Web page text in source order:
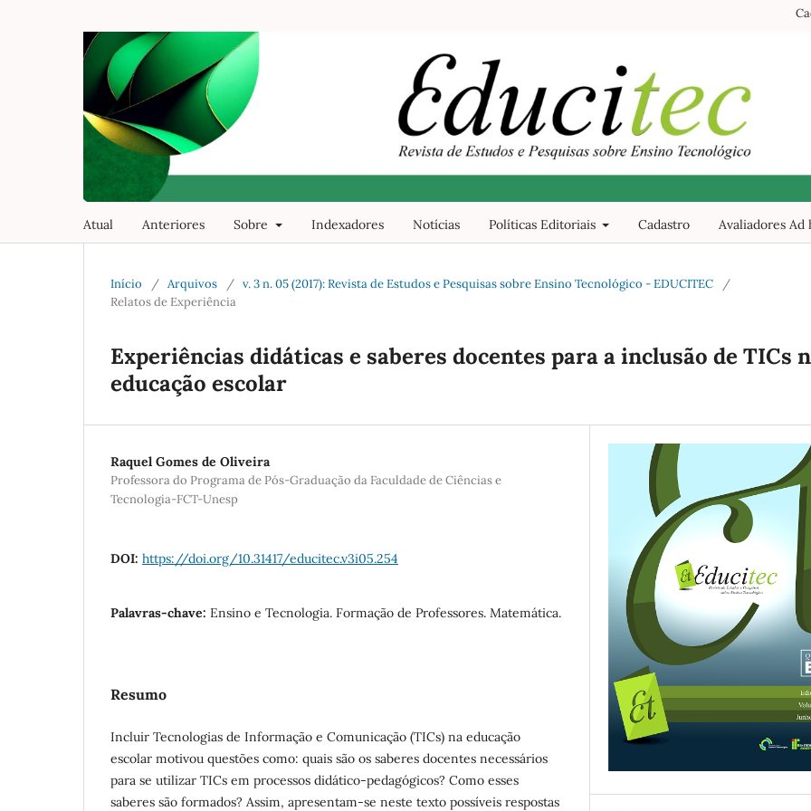
Atual Anteriores Sobre Indexadores Notícias Políticas Editoriais Cadastro Avaliadores Ad
Início / Arquivos / v. 3 n. 05 (2017): Revista de Estudos e Pesquisas sobre Ensino Tecnológico - EDUCITEC
/
Relatos de Experiência
Experiências didáticas e saberes docentes para a inclusão de TICs
educação escolar
Raquel Gomes de Oliveira
Professora do Programa de Pós-Graduação da Faculdade de Ciências e
Tecnologia-FCT-Unesp
DOI: https://doi.org/10.31417/educitec.v3i05.254
Palavras-chave: Ensino e Tecnologia. Formação de Professores. Matemática.
Resumo
Incluir Tecnologias de Informação e Comunicação (TICs) na educação
escolar motivou questões como: quais são os saberes docentes necessários
para se utilizar TICs em processos didático-pedagógicos? Como esses
saberes são formados? Assim, apresentam-se neste texto possíveis respostas